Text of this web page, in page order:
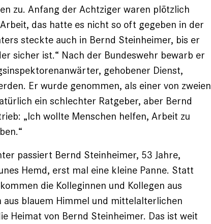
zu. Anfang der Achtziger waren plötzlich
das hatte es nicht so oft gegeben in der
steckte auch in Bernd Steinheimer, bis er
sicher ist.“ Nach der Bundeswehr bewarb er
gehobener Dienst,
Er wurde genommen, als einer von ­zweien
ein schlechter Ratgeber, aber Bernd
„Ich wollte Menschen helfen, Arbeit zu
passiert Bernd Steinheimer, 53 Jahre,
Hemd, erst mal eine kleine Panne. Statt
die Kolleginnen und Kollegen aus
aus blauem Himmel und mittelalterlichen
Heimat von Bernd Steinheimer. Das ist weit